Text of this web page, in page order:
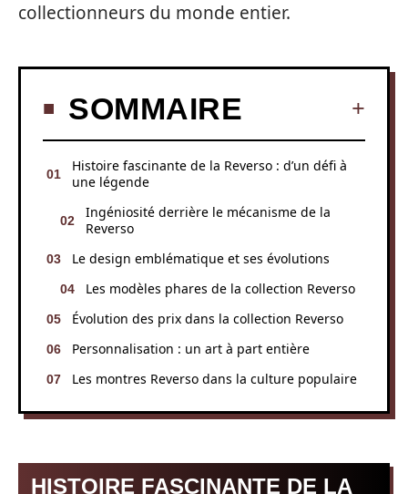
collectionneurs du monde entier.
SOMMAIRE
Histoire fascinante de la Reverso : d’un défi à
une légende
Ingéniosité derrière le mécanisme de la
Reverso
Le design emblématique et ses évolutions
Les modèles phares de la collection Reverso
Évolution des prix dans la collection Reverso
Personnalisation : un art à part entière
Les montres Reverso dans la culture populaire
HISTOIRE FASCINANTE DE LA